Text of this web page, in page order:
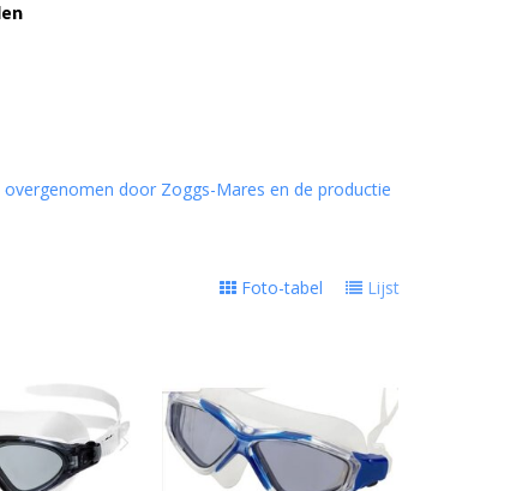
door Zoggs-Mares en de productie
Foto-tabel Lijst